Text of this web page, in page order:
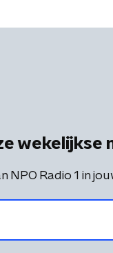
wekelijkse
NPO Radio 1 in